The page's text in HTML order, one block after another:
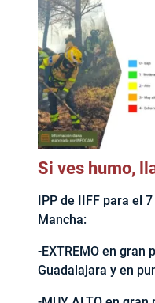
Si ves humo,
IPP de IIFF para el
Mancha:
-EXTREMO en gran
Guadalajara y en